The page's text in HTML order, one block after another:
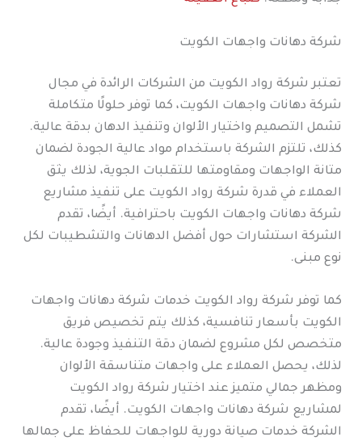
شركة دهانات واجهات الكويت
تعتبر شركة رواد الكويت من الشركات الرائدة في مجال
شركة دهانات واجهات الكويت، كما توفر حلولًا متكاملة
تشمل التصميم واختيار الألوان وتنفيذ الدهان بدقة عالية.
كذلك، تلتزم الشركة باستخدام مواد عالية الجودة لضمان
متانة الواجهات ومقاومتها للتقلبات الجوية، لذلك يثق
العملاء في قدرة شركة رواد الكويت على تنفيذ مشاريع
شركة دهانات واجهات الكويت باحترافية. أيضًا، تقدم
الشركة استشارات حول أفضل الدهانات والتشطيبات لكل
نوع مبنى.
كما توفر شركة رواد الكويت خدمات شركة دهانات واجهات
الكويت بأسعار تنافسية، كذلك يتم تخصيص فريق
متخصص لكل مشروع لضمان دقة التنفيذ وجودة عالية.
لذلك، يحصل العملاء على واجهات متناسقة الألوان
ومظهر جمالي متميز عند اختيار شركة رواد الكويت
لمشاريع شركة دهانات واجهات الكويت. أيضًا، تقدم
الشركة خدمات صيانة دورية للواجهات للحفاظ على جمالها